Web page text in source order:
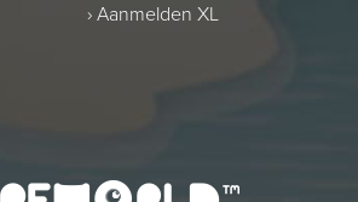
› Aanmelden XL